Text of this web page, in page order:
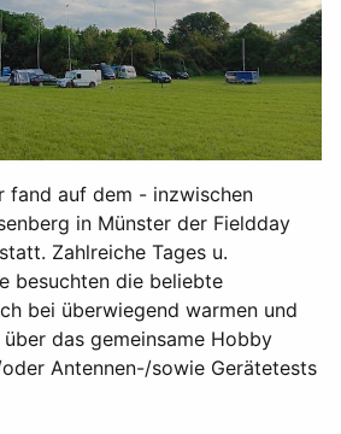
fand auf dem - inzwischen
in Münster der Fieldday
Zahlreiche Tages u.
besuchten die beliebte
bei überwiegend warmen und
das gemeinsame Hobby
Antennen-/sowie Gerätetests